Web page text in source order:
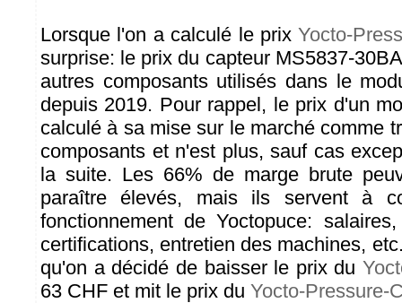
Lorsque l'on a calculé le prixYocto-
surprise: le prix du capteur MS5837-
autres composants utilisés dans le
depuis 2019. Pour rappel, le prix d'un
calculé à sa mise sur le marché comme
composants et n'est plus, sauf cas
la suite. Les 66% de marge brute
paraître élevés, mais ils servent à
fonctionnement de Yoctopuce:
certifications, entretien des machines,
qu'on a décidé de baisser le prix du
63 CHF et mit le prix du Yocto-Pressure-